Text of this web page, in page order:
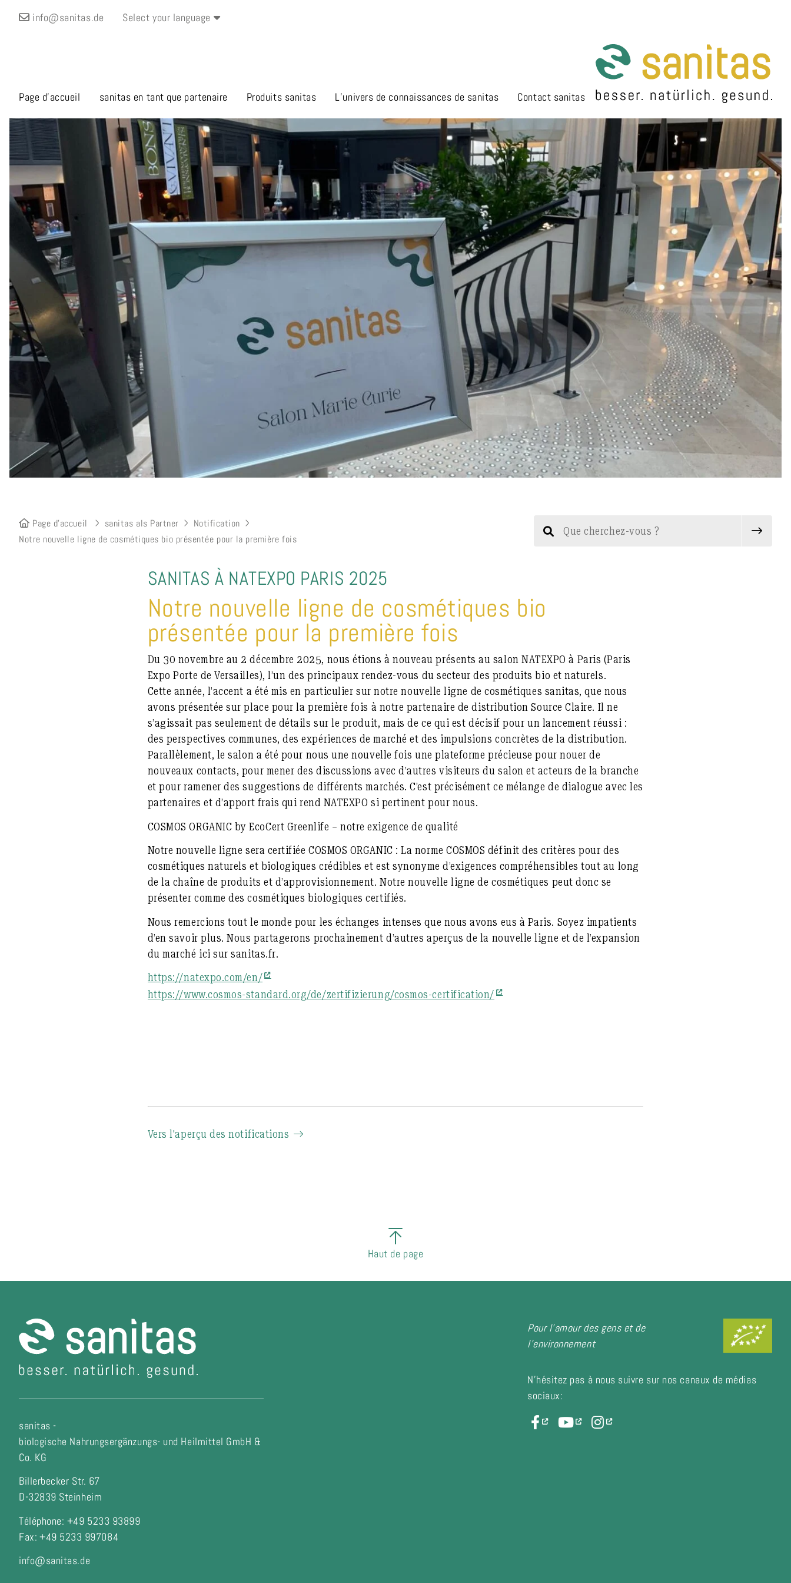
info@sanitas.de Select your language
Page d’accueil sanitas en tant que partenaire Produits sanitas L’univers de connaissances de sanitas Contact sanitas
Page d’accueil sanitas als Partner
Notification
Notre nouvelle ligne de cosmétiques bio présentée pour la première fois
SANITAS À NATEXPO PARIS 2025
Notre nouvelle ligne de cosmétiques bio
présentée pour la première fois
Du 30 novembre au 2 décembre 2025, nous étions à nouveau présents au salon NATEXPO à Paris (Paris
Expo Porte de Versailles), l’un des principaux rendez-vous du secteur des produits bio et naturels.
Cette année, l’accent a été mis en particulier sur notre nouvelle ligne de cosmétiques sanitas, que nous
avons présentée sur place pour la première fois à notre partenaire de distribution Source Claire. Il ne
s’agissait pas seulement de détails sur le produit, mais de ce qui est décisif pour un lancement réussi :
des perspectives communes, des expériences de marché et des impulsions concrètes de la distribution.
Parallèlement, le salon a été pour nous une nouvelle fois une plateforme précieuse pour nouer de
nouveaux contacts, pour mener des discussions avec d’autres visiteurs du salon et acteurs de la branche
et pour ramener des suggestions de différents marchés. C’est précisément ce mélange de dialogue avec les
partenaires et d’apport frais qui rend NATEXPO si pertinent pour nous.
COSMOS ORGANIC by EcoCert Greenlife – notre exigence de qualité
Notre nouvelle ligne sera certifiée COSMOS ORGANIC : La norme COSMOS définit des critères pour des
cosmétiques naturels et biologiques crédibles et est synonyme d’exigences compréhensibles tout au long
de la chaîne de produits et d’approvisionnement. Notre nouvelle ligne de cosmétiques peut donc se
présenter comme des cosmétiques biologiques certifiés.
Nous remercions tout le monde pour les échanges intenses que nous avons eus à Paris. Soyez impatients
d’en savoir plus. Nous partagerons prochainement d’autres aperçus de la nouvelle ligne et de l’expansion
du marché ici sur sanitas.fr.
https://natexpo.com/en/
https://www.cosmos-standard.org/de/zertifizierung/cosmos-certification/
Vers l'aperçu des notifications
Haut de page
sanitas -
biologische Nahrungsergänzungs- und Heilmittel GmbH &
Co. KG
Billerbecker Str. 67
D-32839 Steinheim
Téléphone: +49 5233 93899
Fax: +49 5233 997084
info@sanitas.de
Pour l'amour des gens et de
l'environnement
N'hésitez pas à nous suivre sur nos canaux de médias
sociaux: